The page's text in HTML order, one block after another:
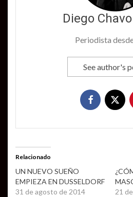
Diego
Periodista
See author's
Relacionado
UN NUEVO SUEÑO
EMPIEZA EN DUSSELDORF
31 de agosto de 2014
21